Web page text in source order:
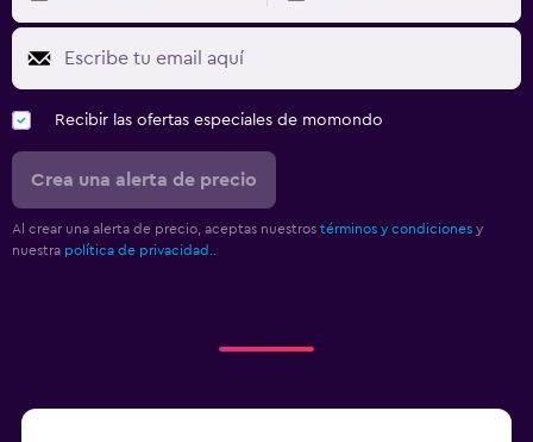
Recibir las ofertas especiales de momondo
Crea una alerta de precio
Al crear una alerta de precio, aceptas nuestros términos y condiciones y
nuestra política de privacidad.